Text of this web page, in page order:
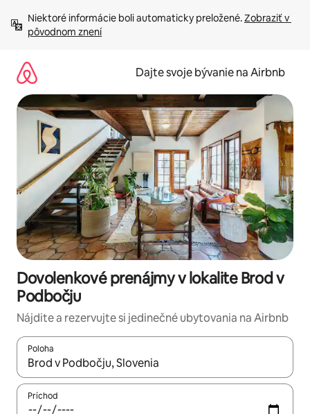
obsah.
Niektoré informácie boli automaticky preložené. Zobraziť v
pôvodnom znení
Dajte svoje bývanie na Airbnb
Dovolenkové prenájmy v lokalite Brod v
Podbočju
Nájdite a rezervujte si jedinečné ubytovania na Airbnb
Poloha
Keď budú výsledky k dispozícii, môžete si ich prechádzať
Príchod